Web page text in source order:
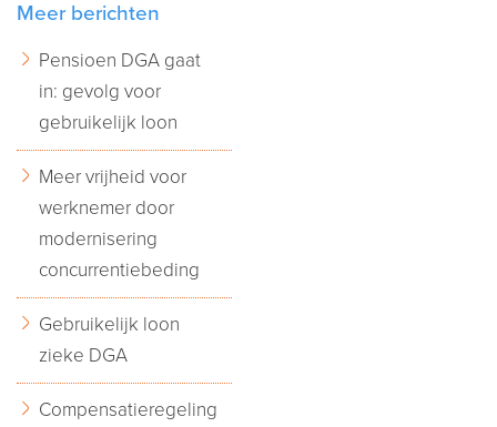
Meer berichten
Pensioen DGA gaat
in: gevolg voor
gebruikelijk loon
Meer vrijheid voor
werknemer door
modernisering
concurrentiebeding
Gebruikelijk loon
zieke DGA
Compensatieregeling